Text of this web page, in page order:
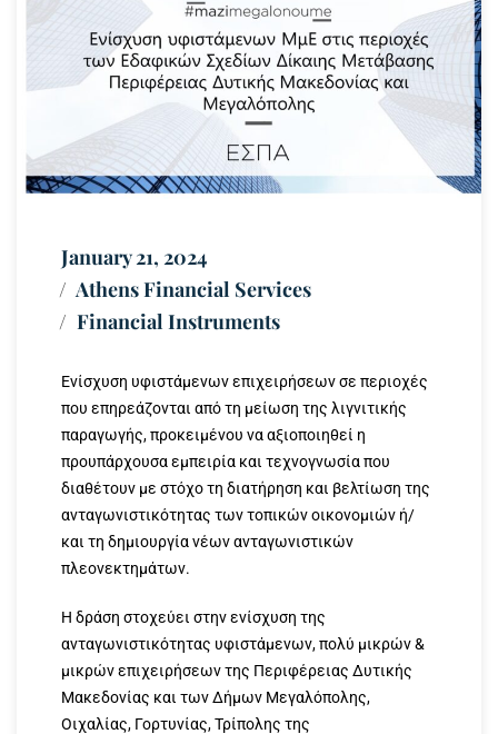
January 21, 2024
Athens Financial Services
Financial Instruments
Ενίσχυση υφιστάμενων επιχειρήσεων σε περιοχές
που επηρεάζονται από τη μείωση της λιγνιτικής
παραγωγής, προκειμένου να αξιοποιηθεί η
προυπάρχουσα εμπειρία και τεχνογνωσία που
διαθέτουν με στόχο τη διατήρηση και βελτίωση της
ανταγωνιστικότητας των τοπικών οικονομιών ή/
και τη δημιουργία νέων ανταγωνιστικών
πλεονεκτημάτων.
Η δράση στοχεύει στην ενίσχυση της
ανταγωνιστικότητας υφιστάμενων, πολύ μικρών &
μικρών επιχειρήσεων της Περιφέρειας Δυτικής
Μακεδονίας και των Δήμων Μεγαλόπολης,
Οιχαλίας, Γορτυνίας, Τρίπολης της